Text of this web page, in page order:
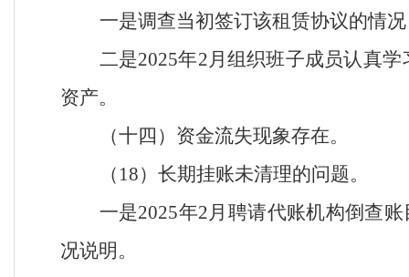
一是调查当初签订该租赁协议的情
二是2025年2月组织班子成员认真
资产。
（十四）资金流失现象存在。
（ 18）长期挂账未清理的问题。
一是2025年2月聘请代账机构倒查
况说明。